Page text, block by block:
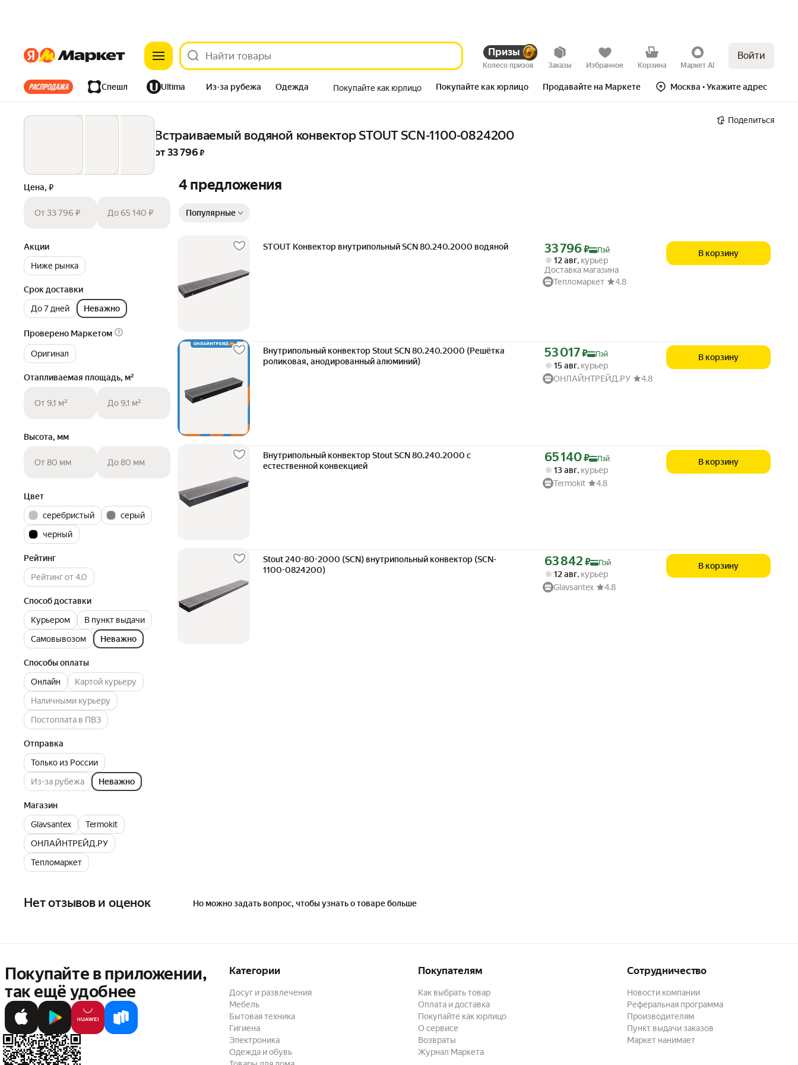
ЯндексЯндекс Призы
Колесо призов Заказы Избранное Корзина Маркет AI
Войти
Все хиты Спешл Ultima Из-за рубежа Одежда
Дом Ремонт Детям Красота
Покупайте как юрлицо Покупайте как юрлицо Продавайте на Маркете Москва • Укажите адрес
Встраиваемый водяной конвектор STOUT SCN-1100-0824200
от 33 796 ₽
Поделиться
Цена, ₽
От 33 796 ₽ До 65 140 ₽
Акции
Ниже рынка
Срок доставки
До 7 дней
Неважно
Проверено Маркетом
Оригинал
Отапливаемая площадь, м²
От 9,1 м² До 9,1 м²
Высота, мм
От 80 мм До 80 мм
Цвет
серебристый
серый
черный
Рейтинг
Рейтинг от 4.0
Способ доставки
Курьером
В пункт выдачи
Самовывозом
Неважно
Способы оплаты
Онлайн
Картой курьеру
Наличными курьеру
Постоплата в ПВЗ
Отправка
Только из России
Из-за рубежа
Неважно
Магазин
Glavsantex
Termokit
ОНЛАЙНТРЕЙД.РУ
Тепломаркет
4 предложения
Популярные
STOUT Конвектор внутрипольный SCN 80.240.2000 водяной Цена с картой Яндекс Пэй 33796 ₽ вместо
33 796₽ Пэй
12 авг, курьер
Доставка магазина
Тепломаркет
4.8
В корзину
Внутрипольный конвектор Stout SCN 80.240.2000 (Решётка
роликовая, анодированный алюминий)
Цена с картой Яндекс Пэй 53017 ₽ вместо
53 017₽ Пэй
15 авг, курьер
ОНЛАЙНТРЕЙД.РУ
4.8
В корзину
Внутрипольный конвектор Stout SCN 80.240.2000 с
естественной конвекцией
Цена с картой Яндекс Пэй 65140 ₽ вместо
65 140₽ Пэй
13 авг, курьер
Termokit
4.8
В корзину
Stout 240-80-2000 (SCN) внутрипольный конвектор (SCN-
1100-0824200)
Цена с картой Яндекс Пэй 63842 ₽ вместо
63 842 ₽ Пэй
12 авг, курьер
Glavsantex
4.8
В корзину
Нет отзывов и оценок Но можно задать вопрос, чтобы узнать о товаре больше
Покупайте в приложении,
так ещё удобнее
Категории
Досуг и развлечения
Мебель
Бытовая техника
Гигиена
Электроника
Одежда и обувь
Покупателям
Как выбрать товар
Оплата и доставка
Покупайте как юрлицо
О сервисе
Возвраты
Журнал Маркета
Сотрудничество
Новости компании
Реферальная программа
Производителям
Пункт выдачи заказов
Маркет нанимает